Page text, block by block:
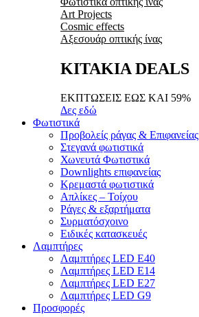
Art Projects
Cosmic effects
Αξεσουάρ οπτικής ίνας
ΚΙΤΑΚΙΑ DEALS
ΕΚΠΤΩΣΕΙΣ ΕΩΣ ΚΑΙ 59%
Δες εδώ
Φωτιστικά
Προβολείς ράγας & Επιφανείας
Στεγανά φωτιστικά
Χωνευτά Φωτιστικά
Downlights επιφανείας
Κρεμαστά φωτιστικά
Απλίκες – Τοίχου
Ράγες & εξαρτήματα
Συρματόσχοινο
Ειδικές κατασκευές
Λαμπτήρες
Λαμπτήρες LED E40
Λαμπτήρες LED E14
Λαμπτήρες LED E27
Λαμπτήρες LED G9
Προσφορές